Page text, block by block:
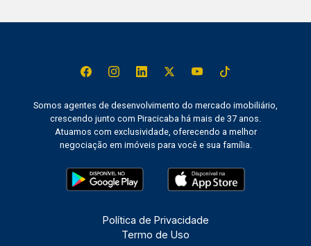
Somos agentes de desenvolvimento do mercado imobiliário,
crescendo junto com Piracicaba há mais de 37 anos.
Atuamos com exclusividade, oferecendo a melhor
negociação em imóveis para você e sua família.
Política de Privacidade
Termo de Uso